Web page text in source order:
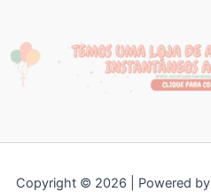
Copyright © 2026 | Powered by